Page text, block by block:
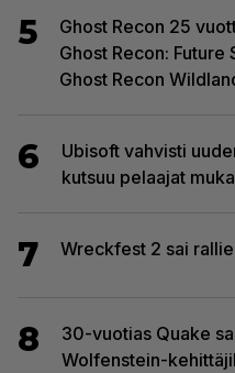
5
Ghost Recon 25
Ghost Recon:
Ghost Recon
6
Ubisoft vahvisti
kutsuu pelaajat
7 Wreckfest 2 sai
8
30-vuotias Quake
Wolfenstein-